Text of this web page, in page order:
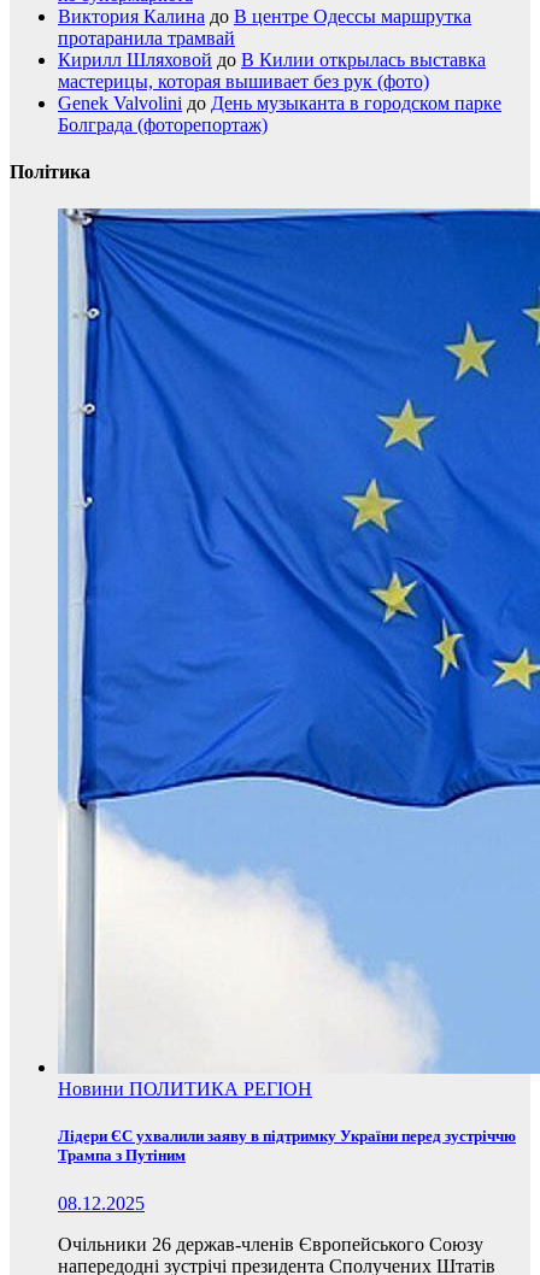
Виктория Калина до В центре Одессы маршрутка
протаранила трамвай
Кирилл Шляховой до В Килии открылась выставка
мастерицы, которая вышивает без рук (фото)
Genek Valvolini до День музыканта в городском парке
Болграда (фоторепортаж)
Політика
Новини ПОЛИТИКА РЕГІОН
Лідери ЄС ухвалили заяву в підтримку України перед зустріччю
Трампа з Путіним
08.12.2025
Очільники 26 держав-членів Європейського Союзу
напередодні зустрічі президента Сполучених Штатів